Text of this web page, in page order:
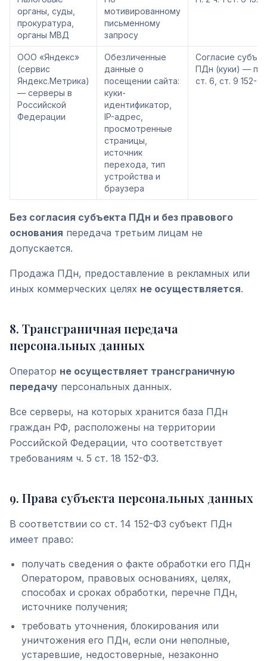
органы, суды,
прокуратура,
органы МВД
мотивированному
письменному
запросу
ООО «Яндекс»
(сервис
Яндекс.Метрика)
— серверы в
Российской
Федерации
Обезличенные
данные о
посещении сайта:
куки-
идентификатор,
IP-адрес,
просмотренные
страницы,
источник
перехода, тип
устройства и
браузера
Согласие
ПДн (куки) — п. 1
ст. 6, ст. 9 152-
Без согласия субъекта ПДн и без правового
основания передача третьим лицам не
допускается.
Продажа ПДн, предоставление в рекламных или
иных коммерческих целях не осуществляется.
8. Трансграничная передача
персональных данных
Оператор не осуществляет трансграничную
передачу персональных данных.
Все серверы, на которых хранится база ПДн
граждан РФ, расположены на территории
Российской Федерации, что соответствует
требованиям ч. 5 ст. 18 152-ФЗ.
9. Права субъекта персональных данных
В соответствии со ст. 14 152-ФЗ субъект ПДн
имеет право:
получать сведения о факте обработки его ПДн
Оператором, правовых основаниях, целях,
способах и сроках обработки, перечне ПДн,
источнике получения;
требовать уточнения, блокирования или
уничтожения его ПДн, если они неполные,
устаревшие, недостоверные, незаконно